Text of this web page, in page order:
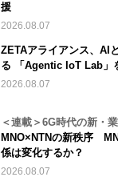
援
2026.08.07
ZETAアライアンス、AI
る 「Agentic IoT Lab」
2026.08.07
＜連載＞6G時代の新・
MNO×NTNの新秩序
係は変化するか？
2026.08.07